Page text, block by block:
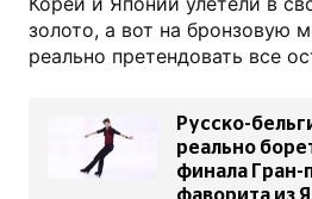
золото, а вот на бронзовую
реально претендовать все
Русско-
реально
финала Гран-